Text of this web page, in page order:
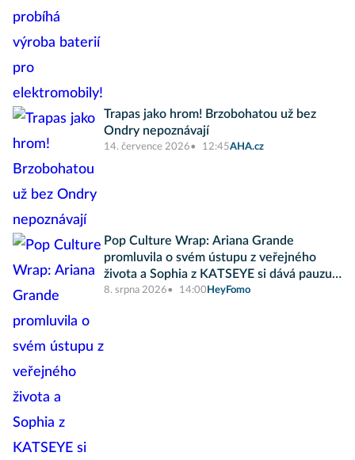
Trapas jako hrom! Brzobohatou už bez
Ondry nepoznávají
14. července 2026 12:45AHA.cz
Pop Culture Wrap: Ariana Grande
promluvila o svém ústupu z veřejného
života a Sophia z KATSEYE si dává pauzu
od skupiny
8. srpna 2026 14:00 HeyFomo